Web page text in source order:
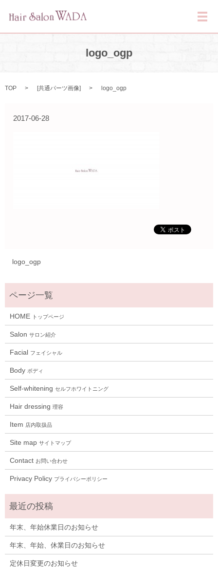
メ
logo_ogp
TOP [共通パーツ画像] logo_ogp
2017-06-28
logo_ogp
HOME トップページ
Salon サロン紹介
Facial フェイシャル
Body ボディ
Self-whitening セルフホワイトニング
Hair dressing 理容
Item 店内取扱品
Site map サイトマップ
Contact お問い合わせ
Privacy Policy プライバシーポリシー
年末、年始休業日のお知らせ
年末、年始、休業日のお知らせ
定休日変更のお知らせ